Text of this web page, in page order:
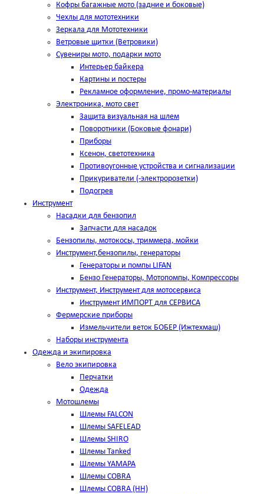
Кофры багажные мото (задние и боковые)
Чехлы для мототехники
Зеркала для Мототехники
Ветровые щитки (Ветровики)
Сувениры мото, подарки мото
Интерьер байкера
Картины и постеры
Рекламное оформление, промо-материалы
Электроника, мото свет
Защита визуальная на шлем
Поворотники (Боковые фонари)
Приборы
Ксенон, светотехника
Противоугонные устройства и сигнализации
Прикуриватели (-электророзетки)
Подогрев
Инструмент
Насадки для бензопил
Запчасти для насадок
Бензопилы, мотокосы, триммера, мойки
Инструмент,бензопилы, генераторы
Генераторы и помпы LIFAN
Бензо Генераторы, Мотопомпы, Компрессоры
Инструмент, Инструмент для мотосервиса
Инструмент ИМПОРТ для СЕРВИСА
Фермерские приборы
Измельчители веток БОБЕР (Ижтехмаш)
Наборы инструмента
Одежда и экипировка
Вело экипировка
Перчатки
Одежда
Мотошлемы
Шлемы FALCON
Шлемы SAFELEAD
Шлемы SHIRO
Шлемы Tanked
Шлемы YAMAPA
Шлемы COBRA
Шлемы COBRA (HH)